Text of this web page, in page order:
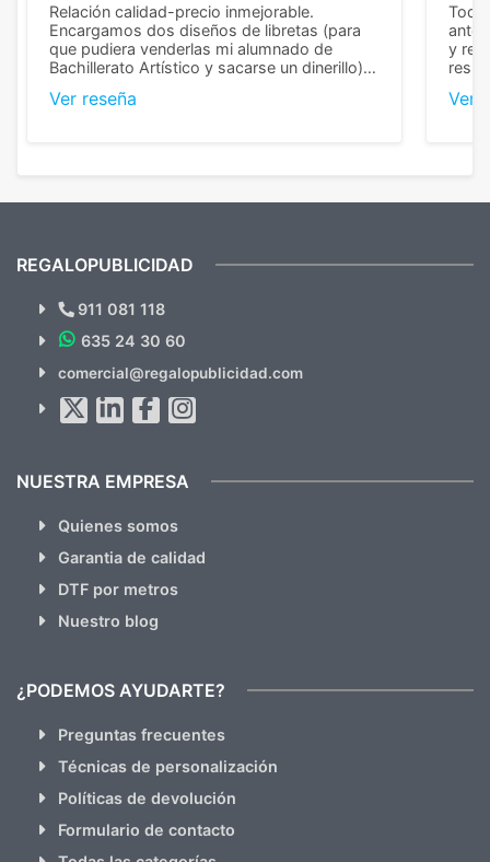
Relación calidad-precio inmejorable.
Encargamos dos diseños de libretas (para
que pudiera venderlas mi alumnado de
Bachillerato Artístico y sacarse un dinerillo) y
diferencia, con libretas de muy buena calidad
Ver reseña
Todo
y
Ver
¿Quieres ver nuestras últimas
Novedades y Ofertas?
hacemos Spam)
REGALOPUBLICIDAD
911 081 118
635 24 30 60
comercial@regalopublicidad.com
NUESTRA EMPRESA
Quienes somos
Garantia de calidad
DTF por metros
Nuestro blog
¿PODEMOS AYUDARTE?
Preguntas frecuentes
Técnicas de personalización
Políticas de devolución
Formulario de contacto